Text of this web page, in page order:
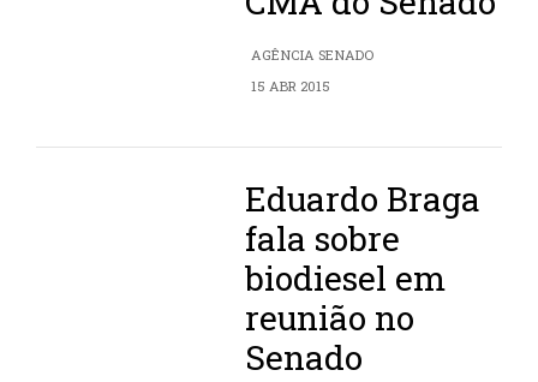
AGÊNCIA SENADO
15 ABR 2015
Eduardo Braga
fala sobre
biodiesel em
reunião no
Senado